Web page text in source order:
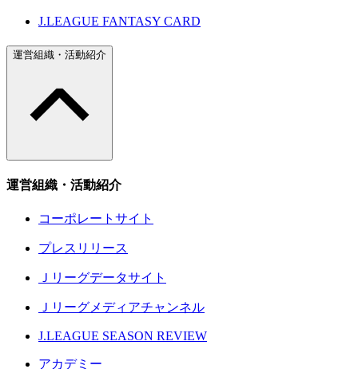
J.LEAGUE FANTASY CARD
運営組織・活動紹介
運営組織・活動紹介
コーポレートサイト
プレスリリース
Ｊリーグデータサイト
Ｊリーグメディアチャンネル
J.LEAGUE SEASON REVIEW
アカデミー